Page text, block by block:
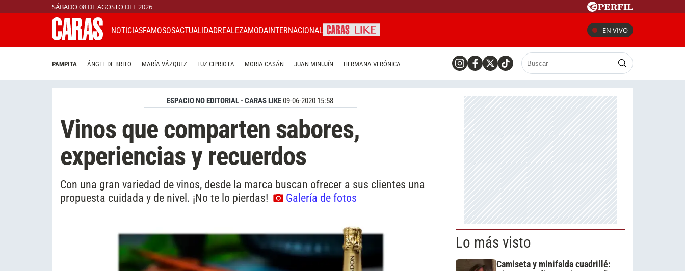
SÁBADO 08 DE AGOSTO DEL 2026
NOTICIASFAMOSOSACTUALIDADREALEZAMODAINTERNACIONAL EN VIVO
PAMPITA ÁNGEL DE BRITO MARÍA VÁZQUEZ LUZ CIPRIOTA MORIA CASÁN JUAN MINUJÍN HERMANA VERÓNICA
ESPACIO NO EDITORIAL - CARAS LIKE09-06-2020 15:58
Vinos que comparten sabores,
experiencias y recuerdos
Con una gran variedad de vinos, desde la marca buscan ofrecer a sus clientes una
propuesta cuidada y de nivel. ¡No te lo pierdas!
Galería de fotos
Lo más visto
Camiseta y minifalda cuadrillé: